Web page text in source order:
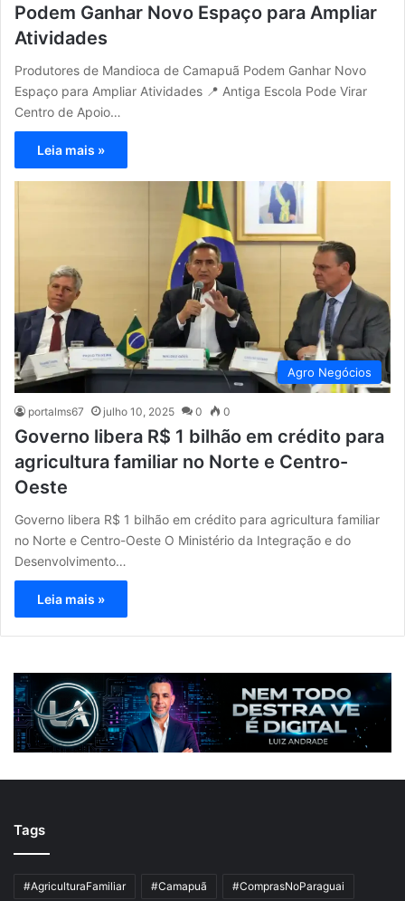
Podem Ganhar Novo Espaço para Ampliar
Atividades
Produtores de Mandioca de Camapuã Podem Ganhar Novo
Espaço para Ampliar Atividades 📍 Antiga Escola Pode Virar
Centro de Apoio…
Leia mais »
Agro Negócios
portalms67 julho 10, 2025 0 0
Governo libera R$ 1 bilhão em crédito para
agricultura familiar no Norte e Centro-
Oeste
Governo libera R$ 1 bilhão em crédito para agricultura familiar
no Norte e Centro-Oeste O Ministério da Integração e do
Desenvolvimento…
Leia mais »
Tags
#AgriculturaFamiliar #Camapuã #ComprasNoParaguai